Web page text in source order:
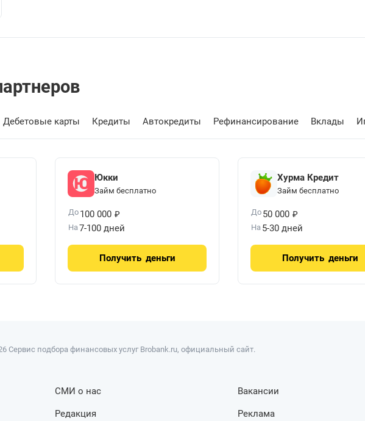
Дебетовые карты Кредиты Автокредиты Рефинансирование Вклады
Юкки
Займ бесплатно
До 100 000 ₽
На7-100 дней
Получить деньги
Хурма Кредит
Займ бесплатно
До 50 000 ₽
На 5-30 дней
Получить деньги
Сервис подбора финансовых услуг Brobank.ru, официальный сайт.
СМИ о нас
Редакция
Вакансии
Реклама